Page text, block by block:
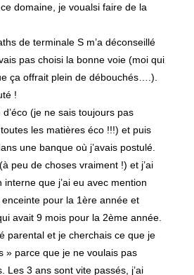
domaine, je voualsi faire de la
de terminale S m’a déconseillé
pas choisi la bonne voie (moi qui
ça offrait plein de débouchés….).
!
d’éco (je ne sais toujours pas
les matières éco !!!) et puis
une banque où j’avais postulé.
peu de choses vraiment !) et j’ai
que j’ai eu avec mention
enceinte pour la 1ère année et
avait 9 mois pour la 2ème année.
parental et je cherchais ce que je
» parce que je ne voulais pas
Les 3 ans sont vite passés, j’ai